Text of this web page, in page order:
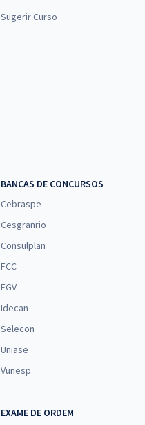
Sugerir Curso
BANCAS DE CONCURSOS
Cebraspe
Cesgranrio
Consulplan
FCC
FGV
Idecan
Selecon
Uniase
Vunesp
EXAME DE ORDEM